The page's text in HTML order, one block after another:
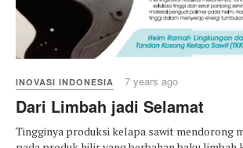
INOVASI INDONESIA 7 years ago
Dari Limbah jadi Selamat
Tingginya produksi kelapa sawit mendorong